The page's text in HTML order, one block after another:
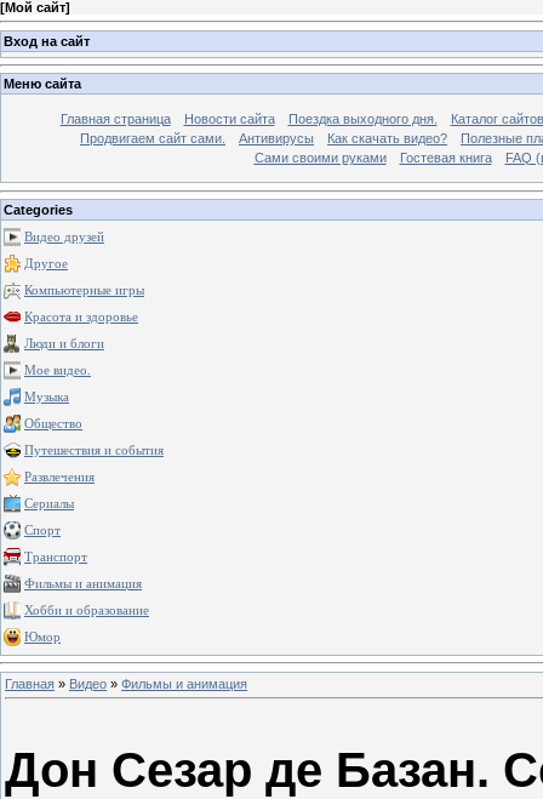
[Мой сайт]
Вход на сайт
Меню сайта
Главная страница Новости сайта Поездка выходного дня.
Каталог сайтов
Продвигаем сайт сами.
Антивирусы Как скачать видео?
Полезные
Сами своими руками
Гостевая книга FAQ
Categories
Видео друзей
Другое
Компьютерные игры
Красота и здоровье
Люди и блоги
Мое видео.
Музыка
Общество
Путешествия и события
Развлечения
Сериалы
Спорт
Транспорт
Фильмы и анимация
Хобби и образование
Юмор
Главная » Видео » Фильмы и анимация
Дон Сезар де Базан.